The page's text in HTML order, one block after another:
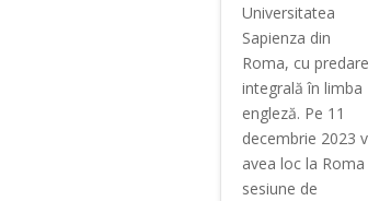
Universitatea
Sapienza din
Roma, cu predare
integrală în limba
engleză. Pe 11
decembrie 2023
avea loc la
sesiune de